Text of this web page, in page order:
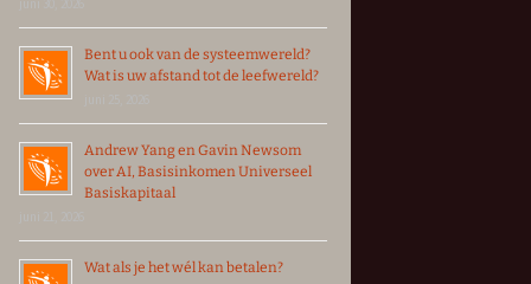
Bent u ook van de systeemwereld?
Wat is uw afstand tot de leefwereld?
Andrew Yang en Gavin Newsom
over AI, Basisinkomen Universeel
Basiskapitaal
Wat als je het wél kan betalen?